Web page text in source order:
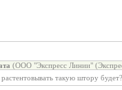
(ООО "Экспресс Линии"
растентовывать такую штору будет?